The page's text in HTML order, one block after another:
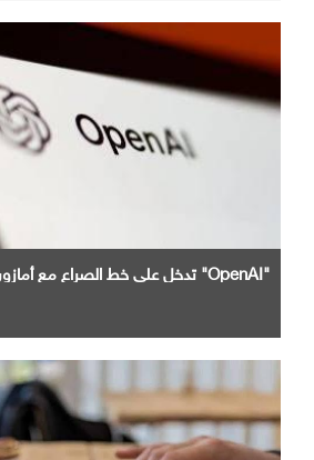
"OpenAI" تدخل علي خط الصراع مع أمازون